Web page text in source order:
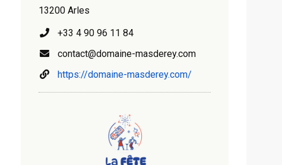
13200 Arles
+33 4 90 96 11 84
contact@domaine-masderey.com
https://domaine-masderey.com/